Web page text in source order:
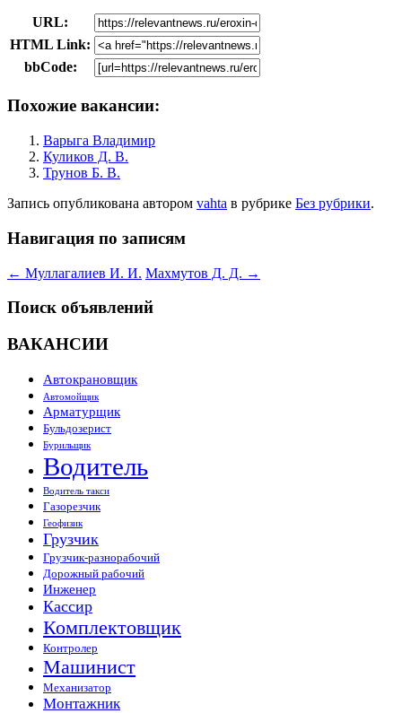
URL:
HTML Link:
bbCode:
Похожие вакансии:
Варыга Владимир
Куликов Д. В.
Трунов Б. В.
Запись опубликована автором vahta в рубрике Без рубрики.
Навигация по записям
← Муллагалиев И. И. Махмутов Д. Д. →
Поиск объявлений
ВАКАНСИИ
Автокрановщик
Автомойщик
Арматурщик
Бульдозерист
Бурильщик
Водитель
Водитель такси
Газорезчик
Геофизик
Грузчик
Грузчик-разнорабочий
Дорожный рабочий
Инженер
Кассир
Комплектовщик
Контролер
Машинист
Механизатор
Монтажник